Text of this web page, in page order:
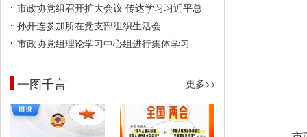
市政协党组召开扩大会议 传达学习习近平总
孙开连参加所在党支部组织生活会
市政协党组理论学习中心组进行集体学习
一图千言 更多>>